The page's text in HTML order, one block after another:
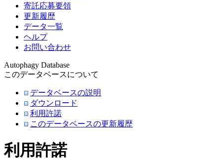
寄託応募要領
更新履歴
データ一覧
ヘルプ
お問い合わせ
Autophagy Database
このデータベースについて
データベースの説明
ダウンロード
利用許諾
このデータベースの更新履歴
利用許諾